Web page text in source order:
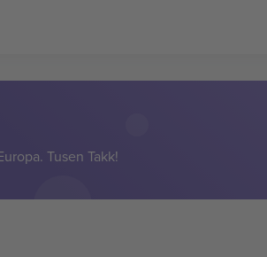
Tusen Takk!